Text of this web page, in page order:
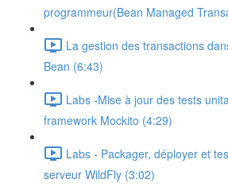
programmeur(Bean Managed
La gestion des transactions
Bean (6:43)
Labs -Mise à jour des tests
framework Mockito (4:29)
Labs - Packager, déployer et
serveur WildFly (3:02)